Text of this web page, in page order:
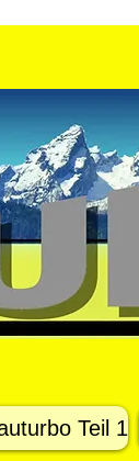
Teil 1